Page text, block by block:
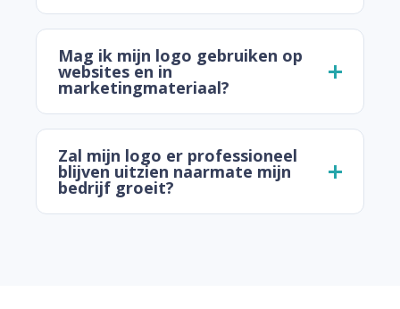
Mag ik mijn logo gebruiken op
websites en in
marketingmateriaal?
Zal mijn logo er professioneel
blijven uitzien naarmate mijn
bedrijf groeit?